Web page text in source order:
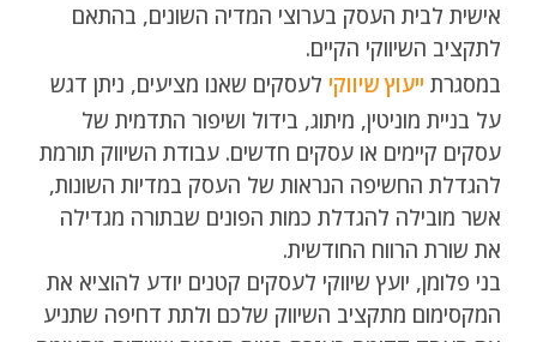
אישית לבית העסק בערוצי המדיה השונים, בהתאם
לתקציב השיווקי הקיים.
במסגרת ייעוץ שיווקי לעסקים שאנו מציעים, ניתן דגש
על בניית מוניטין, מיתוג, בידול ושיפור התדמית של
עסקים קיימים או עסקים חדשים. עבודת השיווק תורמת
להגדלת החשיפה הנראות של העסק במדיות השונות,
אשר מובילה להגדלת כמות הפונים שבתורה מגדילה
את שורת הרווח החודשית.
בני פלומן, יועץ שיווקי לעסקים קטנים יודע להוציא את
המקסימום מתקציב השיווק שלכם ולתת דחיפה שתניע